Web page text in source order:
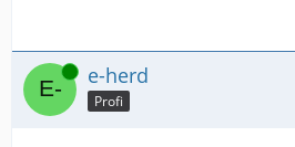
Online e-herd
Profi